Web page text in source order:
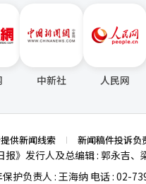
中新社 人民网
供新闻线索 新闻稿件投诉负
报》发行人及总编辑 : 郭永吉、
护负责人 : 王海纳 电话 : 02-